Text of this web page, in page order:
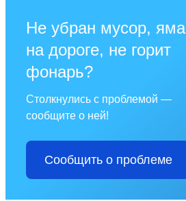
Не убран мусор, яма
на дороге, не горит
фонарь?
Столкнулись с проблемой —
сообщите о ней!
Сообщить о проблеме